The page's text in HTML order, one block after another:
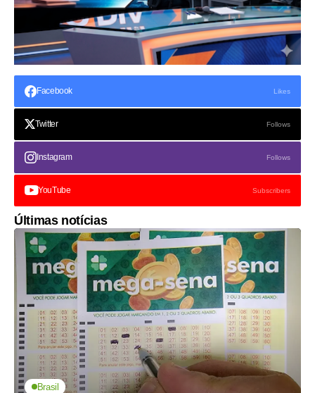
Facebook Likes
Twitter Follows
Instagram Follows
YouTube Subscribers
Últimas notícias
Brasil